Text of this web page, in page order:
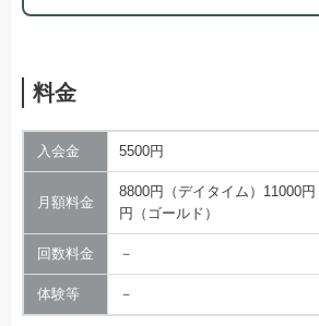
料金
入会金 5500円
月額料金
8800円（デイタイム）11000
円（ゴールド）
回数料金 －
体験等 －